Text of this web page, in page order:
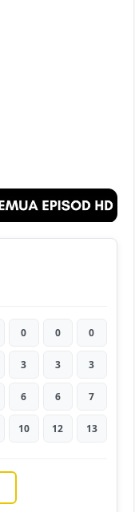
0 0 0
3 3 3
6 6 7
10 12 13